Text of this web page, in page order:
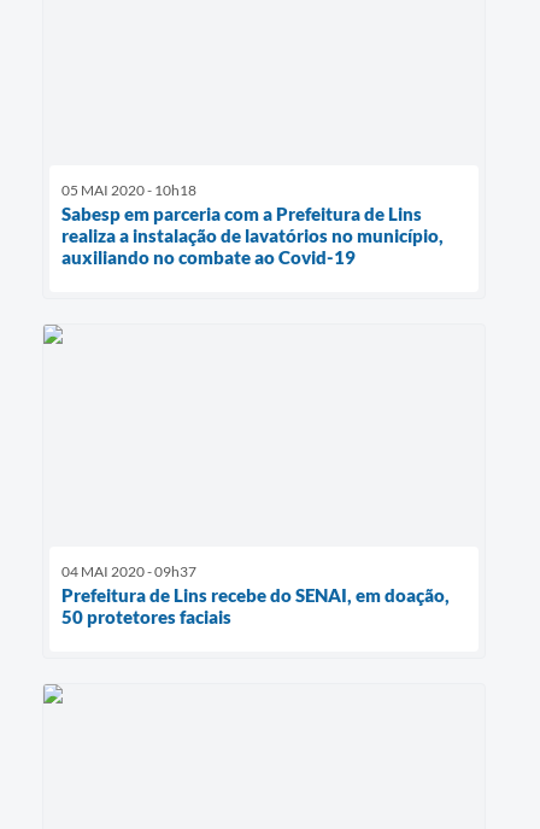
05 MAI 2020 - 10h18
Sabesp em parceria com a Prefeitura de Lins
realiza a instalação de lavatórios no município,
auxiliando no combate ao Covid-19
04 MAI 2020 - 09h37
Prefeitura de Lins recebe do SENAI, em doação,
50 protetores faciais